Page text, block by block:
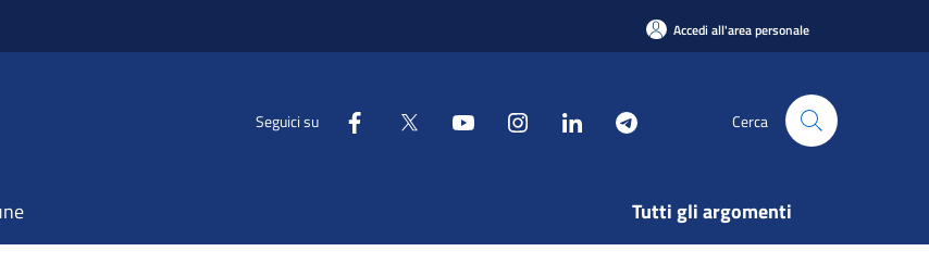
Accedi all'area personale
Seguici su Cerca
Tutti gli argomenti